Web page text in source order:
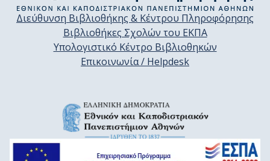
Διεύθυνση Βιβλιοθήκης & Κέντρου Πληροφόρησης
Βιβλιοθήκες Σχολών του ΕΚΠΑ
Υπολογιστικό Κέντρο Βιβλιοθηκών
Επικοινωνία / Helpdesk